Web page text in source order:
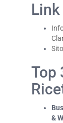
Top
&